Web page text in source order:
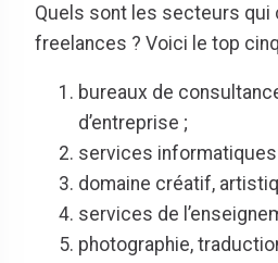
Quels sont les secteurs qui
freelances ? Voici le top
bureaux de
d’entreprise ;
services informatiques
domaine créatif,
services de
photographie,